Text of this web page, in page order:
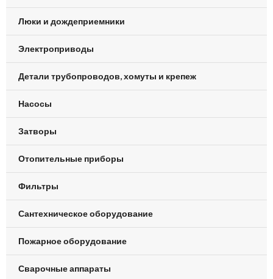
Люки и дождеприемники
Электроприводы
Детали трубопроводов, хомуты и крепеж
Насосы
Затворы
Отопительные приборы
Фильтры
Сантехническое оборудование
Пожарное оборудование
Сварочные аппараты